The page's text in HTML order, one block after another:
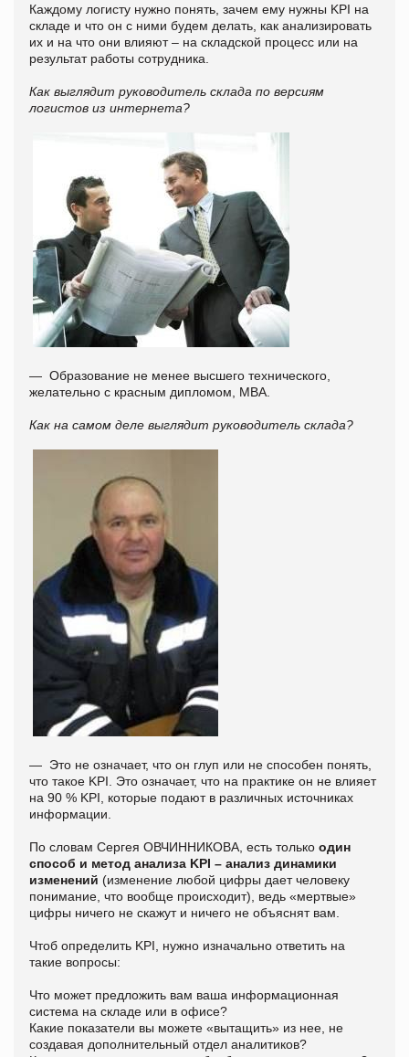
Каждому логисту нужно понять, зачем ему нужны KPI на
складе и что он с ними будем делать, как анализировать
их и на что они влияют – на складской процесс или на
результат работы сотрудника.
Как выглядит руководитель склада по версиям
логистов из интернета?
— Образование не менее высшего технического,
желательно с красным дипломом, MBA.
Как на самом деле выглядит руководитель склада?
— Это не означает, что он глуп или не способен понять,
что такое KPI. Это означает, что на практике он не влияет
на 90 % KPI, которые подают в различных источниках
информации.
По словам Сергея ОВЧИННИКОВА, есть только один
способ и метод анализа KPI – анализ динамики
изменений (изменение любой цифры дает человеку
понимание, что вообще происходит), ведь «мертвые»
цифры ничего не скажут и ничего не объяснят вам.
Чтоб определить KPI, нужно изначально ответить на
такие вопросы:
Что может предложить вам ваша информационная
система на складе или в офисе?
Какие показатели вы можете «вытащить» из нее, не
создавая дополнительный отдел аналитиков?